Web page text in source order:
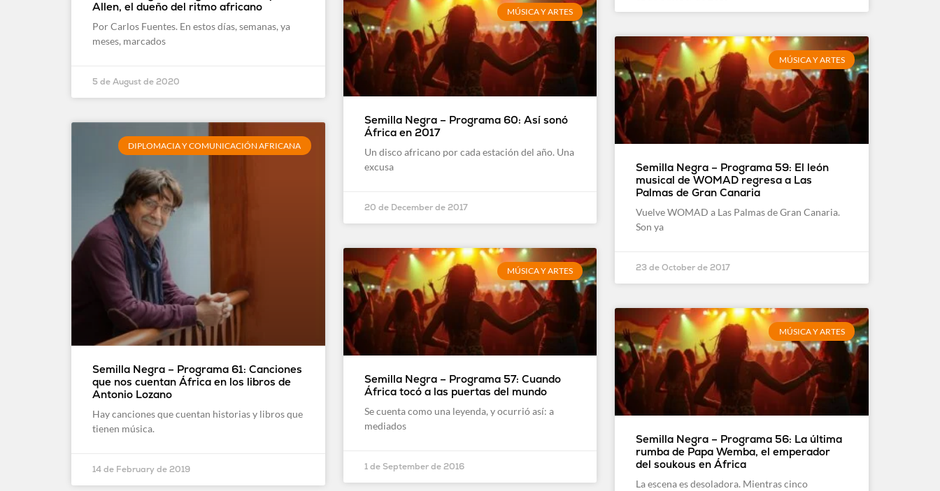
Allen, el dueño del ritmo africano
Por Carlos Fuentes. En estos días, semanas, ya
meses, marcados
5 de August de 2020
DIPLOMACIA Y COMUNICACIÓN AFRICANA
Semilla Negra – Programa 61: Canciones
que nos cuentan África en los libros de
Antonio Lozano
Hay canciones que cuentan historias y libros que
tienen música.
14 de February de 2019
MÚSICA Y ARTES
Semilla Negra – Programa 60: Así sonó
África en 2017
Un disco africano por cada estación del año. Una
excusa
20 de December de 2017
MÚSICA Y ARTES
Semilla Negra – Programa 59: El león
musical de WOMAD regresa a Las
Palmas de Gran Canaria
Vuelve WOMAD a Las Palmas de Gran Canaria.
Son ya
23 de October de 2017
MÚSICA Y ARTES
Semilla Negra – Programa 57: Cuando
África tocó a las puertas del mundo
Se cuenta como una leyenda, y ocurrió así: a
mediados
1 de September de 2016
MÚSICA Y ARTES
Semilla Negra – Programa 56: La última
rumba de Papa Wemba, el emperador
del soukous en África
La escena es desoladora. Mientras cinco